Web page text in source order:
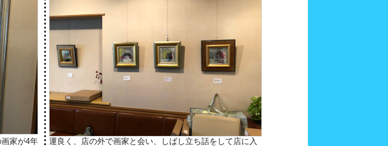
家が4年
運良く、店の外で画家と会い、しばし立ち話をして店に入